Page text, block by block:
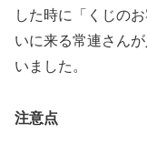
した時に「くじの
いに来る常連さん
いました。
注意点